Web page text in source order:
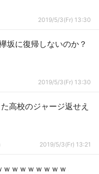
2019/5/3(Fr) 13:30
坂に復帰しないのか？
2019/5/3(Fr) 13:30
高校のジャージ返せえ
2019/5/3(Fr) 13:21
ｗｗｗｗｗｗｗ